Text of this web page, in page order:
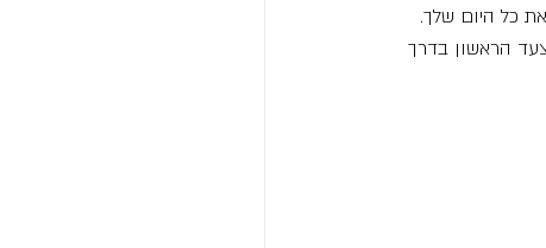
כל היום שלך.
הראשון בדרך